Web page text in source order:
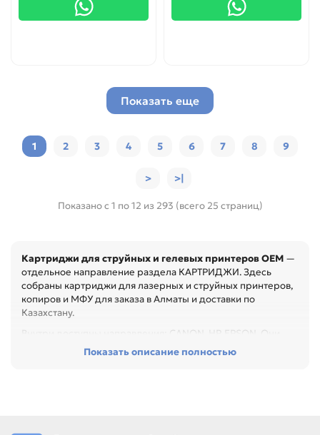
Показать еще
1 2 3 4 5 6 7 8 9
> >|
Показано с 1 по 12 из 293 (всего 25 страниц)
Картриджи для струйных и гелевых принтеров OEM —
отдельное направление раздела КАРТРИДЖИ. Здесь
собраны картриджи для лазерных и струйных принтеров,
копиров и МФУ для заказа в Алматы и доставки по
Казахстану.
Внутри доступны направления: CANON, HP, EPSON. Они
помогают быстрее перейти к нужному бренду, типу товара
Показать описание полностью